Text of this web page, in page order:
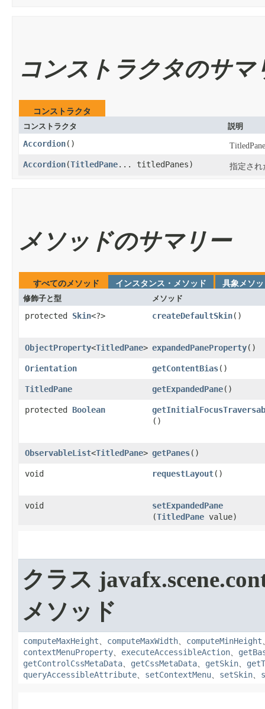
コンストラクタのサマ
コンストラクタ
コンストラクタ
説明
Accordion​()
Accordion​(TitledPane... titledPanes) 指定され
メソッドのサマリー
すべてのメソッド インスタンス・メソッド
具象メソ
修飾子と型
メソッド
protected Skin<?> createDefaultSkin​()
ObjectProperty<TitledPane> expandedPaneProperty​()
Orientation getContentBias​()
TitledPane getExpandedPane​()
protected Boolean
()
ObservableList<TitledPane> getPanes​()
void requestLayout​()
void setExpandedPane
(TitledPane value)
クラス
メソッド
computeMaxHeight computeMaxWidth computeMinHeight
contextMenuProperty
executeAccessibleAction
getControlCssMetaData
getCssMetaData getSkin
queryAccessibleAttribute
setContextMenu setSkin